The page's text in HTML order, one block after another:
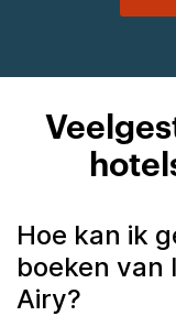
Hoe kan ik
boeken van
Airy?